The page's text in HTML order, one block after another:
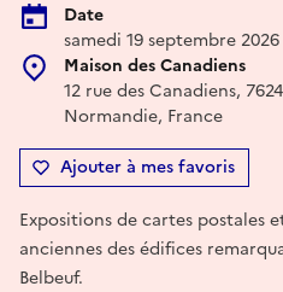
Date
samedi 19 septembre 2026
Maison des Canadiens
12 rue des Canadiens,
Normandie, France
Ajouter à mes favoris
Expositions de cartes postales
anciennes des édifices
Belbeuf.